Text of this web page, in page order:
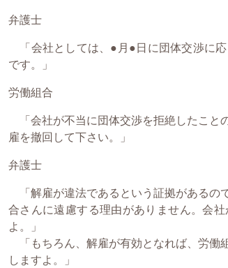
弁護士
「会社としては、●月●日に団体交渉に
です。」
労働組合
「会社が不当に団体交渉を拒絶したこと
雇を撤回して下さい。」
弁護士
「解雇が違法であるという証拠があるの
合さんに遠慮する理由がありません。会
よ。」
「もちろん、解雇が有効となれば、労働
しますよ。」